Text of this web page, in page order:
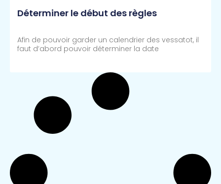
Déterminer le début des règles
Afin de pouvoir garder un calendrier des vessatot, il
faut d’abord pouvoir déterminer la date